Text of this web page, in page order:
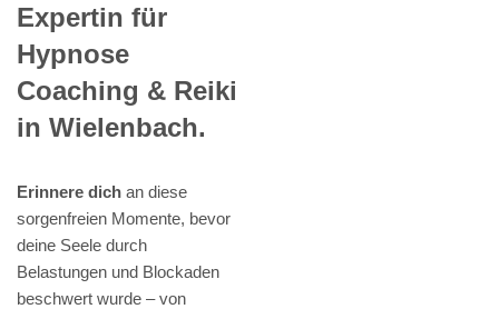
Expertin für
Hypnose
Coaching & Reiki
in Wielenbach.
Erinnere dich an diese
sorgenfreien Momente, bevor
deine Seele durch
Belastungen und Blockaden
beschwert wurde – von